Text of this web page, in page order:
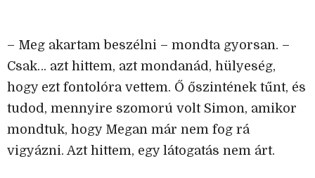
– Meg akartam beszélni – mondta gyorsan. –
Csak… azt hittem, azt mondanád, hülyeség,
hogy ezt fontolóra vettem. Ő őszintének tűnt, és
tudod, mennyire szomorú volt Simon, amikor
mondtuk, hogy Megan már nem fog rá
vigyázni. Azt hittem, egy látogatás nem árt.